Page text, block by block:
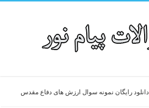
دانلود رایگان نمونه سوال ارزش های دفاع مقدس